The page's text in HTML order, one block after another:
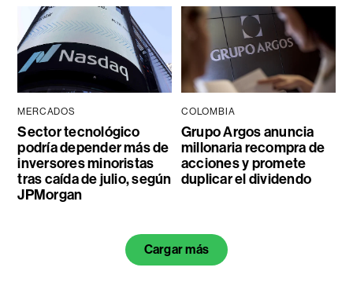
MERCADOS
Sector tecnológico
podría depender más de
inversores minoristas
tras caída de julio, según
JPMorgan
COLOMBIA
Grupo Argos anuncia
millonaria recompra de
acciones y promete
duplicar el dividendo
Cargar más